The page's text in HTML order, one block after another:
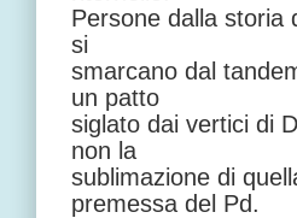
Persone dalla storia
si
smarcano dal
un patto
siglato dai vertici di
non la
sublimazione di
premessa del Pd.